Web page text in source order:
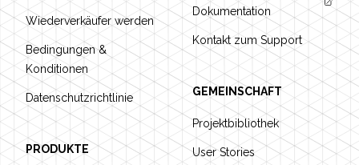
Wiederverkäufer werden
Bedingungen &
Konditionen
Datenschutzrichtlinie
PRODUKTE
Dokumentation
Kontakt zum Support
GEMEINSCHAFT
Projektbibliothek
User Stories